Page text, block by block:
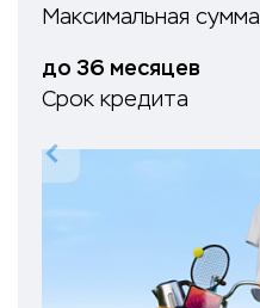
Максимальная сумма
до 36 месяцев
Срок кредита